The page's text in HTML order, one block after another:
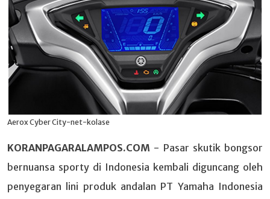
Aerox Cyber City-net-kolase
KORANPAGARALAMPOS.COM - Pasar skutik bongsor
bernuansa sporty di Indonesia kembali diguncang oleh
penyegaran lini produk andalan PT Yamaha Indonesia